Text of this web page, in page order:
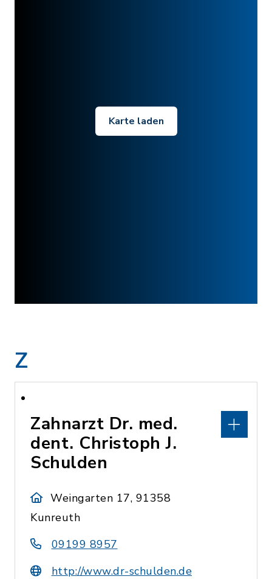
Karte laden
Z
Zahnarzt Dr. med.
dent. Christoph J.
Schulden
Weingarten 17, 91358
Kunreuth
09199 8957
http://www.dr-schulden.de